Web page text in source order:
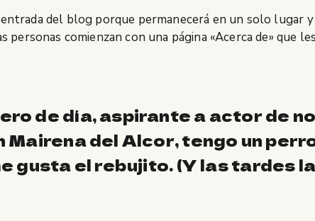
del blog porque permanecerá en un solo lugar
personas comienzan con una página «Acerca de» que
de día, aspirante a actor de
Mairena del Alcor, tengo un
gusta el rebujito. (Y las tardes